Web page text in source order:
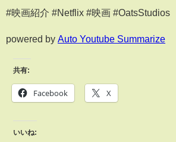
#映画紹介 #Netflix #映画 #OatsStudios
powered by Auto Youtube Summarize
共有:
Facebook X
いいね: